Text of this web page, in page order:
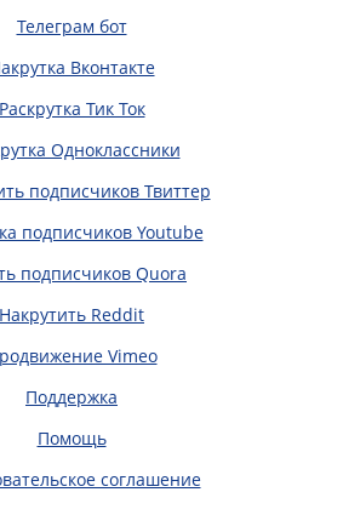
Телеграм бот
Вконтакте
Раскрутка Тик Ток
Одноклассники
подписчиков Твиттер
подписчиков Youtube
подписчиков Quora
Накрутить Reddit
Vimeo
Поддержка
Помощь
соглашение